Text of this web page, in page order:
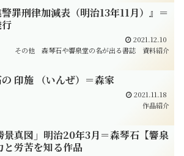
罪刑律加減表（明治13年11月）』＝
2021.12.10
その他
森琴石や響泉堂の名が出る書誌 資料紹介
の 印施 （いんぜ）＝森家
2021.11.18
作品紹介
景真図」明治20年3月＝森琴石【響泉
と労苦を知る作品